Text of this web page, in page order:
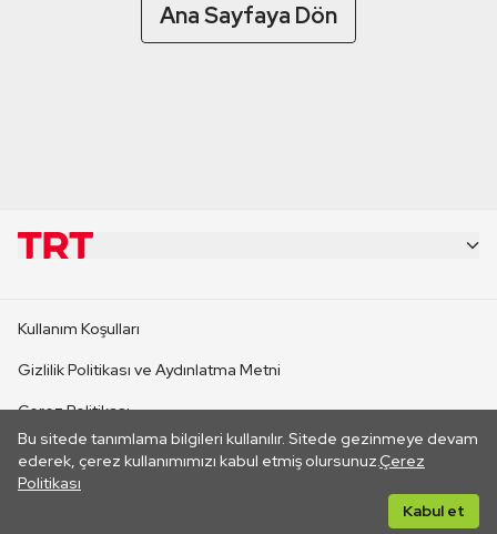
Ana Sayfaya Dön
Bu sitede tanımlama bilgileri kullanılır. Sitede gezinmeye devam
ederek, çerez kullanımımızı kabul etmiş olursunuz.Çerez
Politikası
Kabul et
CANLI YAYINLAR
Kullanım Koşulları
Gizlilik Politikası ve Aydınlatma Metni
Çerez Politikası
İletişim
Her hakkı saklıdır. ©2026 TRT. Bağlantı yoluyla gidilen dış